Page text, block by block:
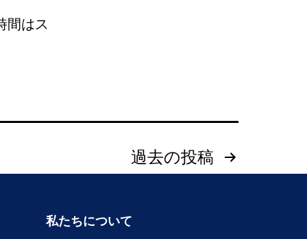
間はス
過去の投稿
私たちについて